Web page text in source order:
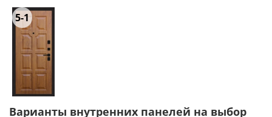
5-1
Варианты внутренних панелей на выбор